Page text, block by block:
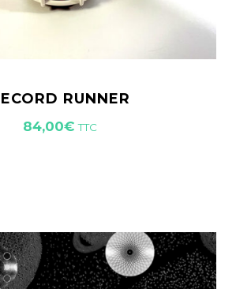
RUNNER
84,00€ TTC